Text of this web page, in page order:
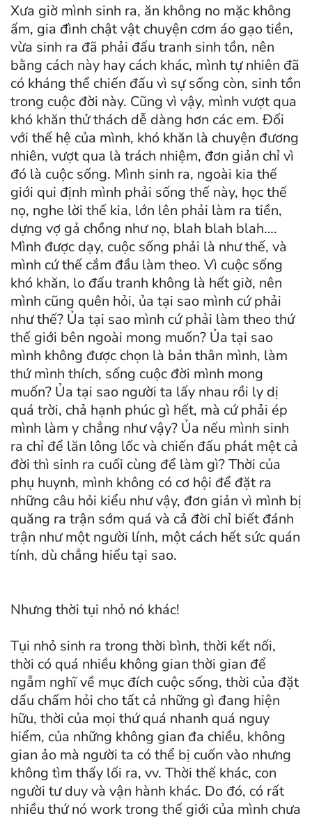
Xưa giờ mình sinh ra, ăn không no mặc không
ấm, gia đình chật vật chuyện cơm áo gạo tiền,
vừa sinh ra đã phải đấu tranh sinh tồn, nên
bằng cách này hay cách khác, mình tự nhiên đã
có kháng thể chiến đấu vì sự sống còn, sinh tồn
trong cuộc đời này. Cũng vì vậy, mình vượt qua
khó khăn thử thách dễ dàng hơn các em. Đối
với thế hệ của mình, khó khăn là chuyện đương
nhiên, vượt qua là trách nhiệm, đơn giản chỉ vì
đó là cuộc sống. Mình sinh ra, ngoài kia thế
giới qui định mình phải sống thế này, học thế
nọ, nghe lời thế kia, lớn lên phải làm ra tiền,
dựng vợ gả chồng như nọ, blah blah blah….
Mình được dạy, cuộc sống phải là như thế, và
mình cứ thế cắm đầu làm theo. Vì cuộc sống
khó khăn, lo đấu tranh không là hết giờ, nên
mình cũng quên hỏi, ủa tại sao mình cứ phải
như thế? Ủa tại sao mình cứ phải làm theo thứ
thế giới bên ngoài mong muốn? Ủa tại sao
mình không được chọn là bản thân mình, làm
thứ mình thích, sống cuộc đời mình mong
muốn? Ủa tại sao người ta lấy nhau rồi ly dị
quá trời, chả hạnh phúc gì hết, mà cứ phải ép
mình làm y chẳng như vậy? Ủa nếu mình sinh
ra chỉ để lăn lông lốc và chiến đấu phát mệt cả
đời thì sinh ra cuối cùng để làm gì? Thời của
phụ huynh, mình không có cơ hội để đặt ra
những câu hỏi kiểu như vậy, đơn giản vì mình bị
quăng ra trận sớm quá và cả đời chỉ biết đánh
trận như một người lính, một cách hết sức quán
tính, dù chẳng hiểu tại sao.
Nhưng thời tụi nhỏ nó khác!
Tụi nhỏ sinh ra trong thời bình, thời kết nối,
thời có quá nhiều không gian thời gian để
ngẫm nghĩ về mục đích cuộc sống, thời của đặt
dấu chấm hỏi cho tất cả những gì đang hiện
hữu, thời của mọi thứ quá nhanh quá nguy
hiểm, của những không gian đa chiều, không
gian ảo mà người ta có thể bị cuốn vào nhưng
không tìm thấy lối ra, vv. Thời thế khác, con
người tư duy và vận hành khác. Do đó, có rất
nhiều thứ nó work trong thế giới của mình chưa